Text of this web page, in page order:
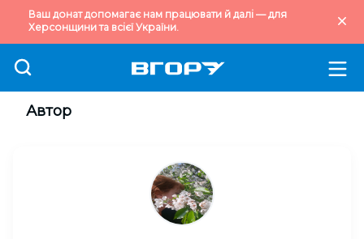
Ваш донат допомагає нам працювати й далі — для
Херсонщини та всієї України.
Автор